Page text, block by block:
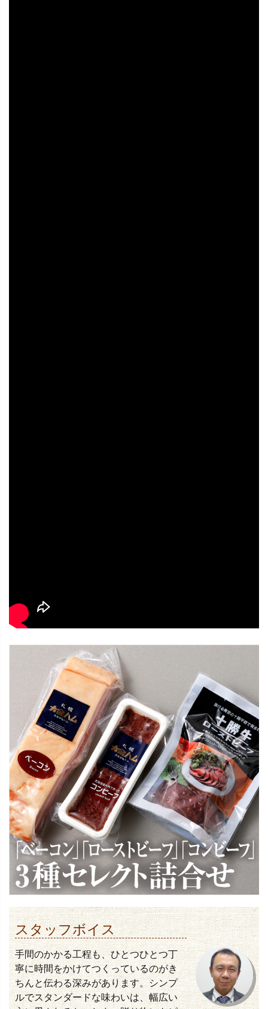
スタッフボイス
手間のかかる工程も、ひとつひとつ丁
寧に時間をかけてつくっているのがき
ちんと伝わる深みがあります。シンプ
ルでスタンダードな味わいは、幅広い